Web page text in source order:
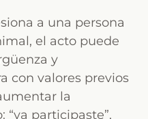
a una persona
el acto puede
y
con valores previos
la
participaste”,